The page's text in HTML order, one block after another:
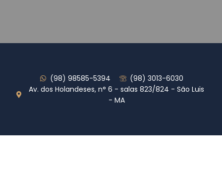
(98) 98585-5394
(98) 3013-6030
Av. dos Holandeses, n° 6 - salas 823/824 - São Luis
- MA